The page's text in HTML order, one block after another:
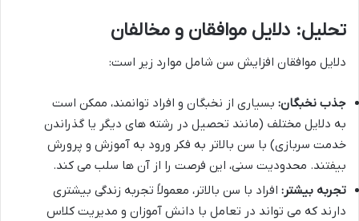
تحلیل: دلایل موافقان و مخالفان
دلایل موافقان افزایش سن شامل موارد زیر است:
جذب نخبگان: بسیاری از نخبگان و افراد توانمند، ممکن است
به دلایل مختلف (مانند تحصیل در رشته های دیگر یا گذراندن
خدمت سربازی) با سن بالاتر به فکر ورود به آموزش و پرورش
بیفتند. محدودیت سنی، این فرصت را از آن ها سلب می کند.
تجربه بیشتر: افراد با سن بالاتر، معمولاً تجربه زندگی بیشتری
دارند که می تواند در تعامل با دانش آموزان و مدیریت کلاس